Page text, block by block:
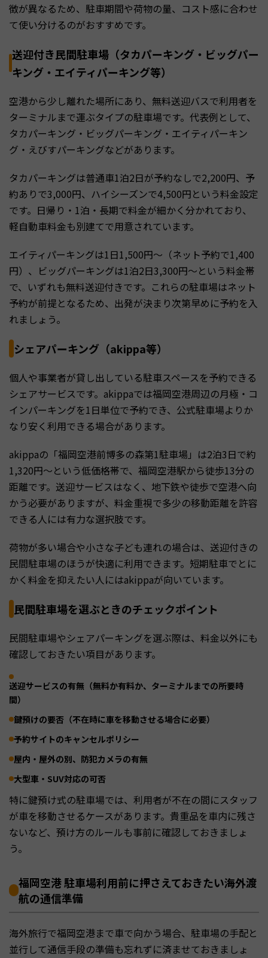
徴が異なるため、駐車期間や荷物の量、コスト感に合わせ
て使い分けるのがおすすめです。
送迎付き民間駐車場（タカパーキング・ビッグパー
キング・エイティパーキング等）
空港から少し離れた場所にあり、無料送迎バスで利用者を
ターミナルまで運ぶタイプの駐車場です。代表例として、
タカパーキング・ビッグパーキング・エイティパーキン
グ・えびすパーキングなどがあります。
タカパーキングは普通車1泊2日が予約なしで2,200円、予
約ありで3,000円、ハイシーズンで4,500円という料金設定
です。日帰り・1泊・長期で料金が細かく分かれており、
軽自動車料金も別建てで用意されています。
エイティパーキングは1日1,500円〜（ネット予約で1,400
円）、ビッグパーキングは1泊2日3,300円〜という料金帯
で、いずれも無料送迎付きです。これらの駐車場はネット
予約が前提となるため、出発が決まり次第早めに予約を入
れましょう。
シェアパーキング（akippa等）
個人や事業者が貸し出している駐車スペースを予約できる
シェアサービスです。akippaでは福岡空港周辺の月極・コ
インパーキングを1日単位で予約でき、公式駐車場よりか
なり安く利用できる場合があります。
akippaの「福岡空港前博多の森第1駐車場」は2泊3日で約
1,320円〜という低価格帯で、福岡空港駅から徒歩13分の
距離です。送迎サービスはなく、地下鉄や徒歩で空港へ向
かう必要がありますが、料金重視で多少の移動距離を許容
できる人には有力な選択肢です。
荷物が多い場合や小さな子ども連れの場合は、送迎付きの
民間駐車場のほうが快適に利用できます。短期駐車でとに
かく料金を抑えたい人にはakippaが向いています。
民間駐車場を選ぶときのチェックポイント
民間駐車場やシェアパーキングを選ぶ際は、料金以外にも
確認しておきたい項目があります。
送迎サービスの有無（無料か有料か、ターミナルまでの所要時
間）
鍵預けの要否（不在時に車を移動させる場合に必要）
予約サイトのキャンセルポリシー
屋内・屋外の別、防犯カメラの有無
大型車・SUV対応の可否
特に鍵預け式の駐車場では、利用者が不在の間にスタッフ
が車を移動させるケースがあります。貴重品を車内に残さ
ないなど、預け方のルールも事前に確認しておきましょ
う。
福岡空港 駐車場利用前に押さえておきたい海外渡
航の通信準備
海外旅行で福岡空港まで車で向かう場合、駐車場の手配と
並行して通信手段の準備も忘れずに済ませておきましょ